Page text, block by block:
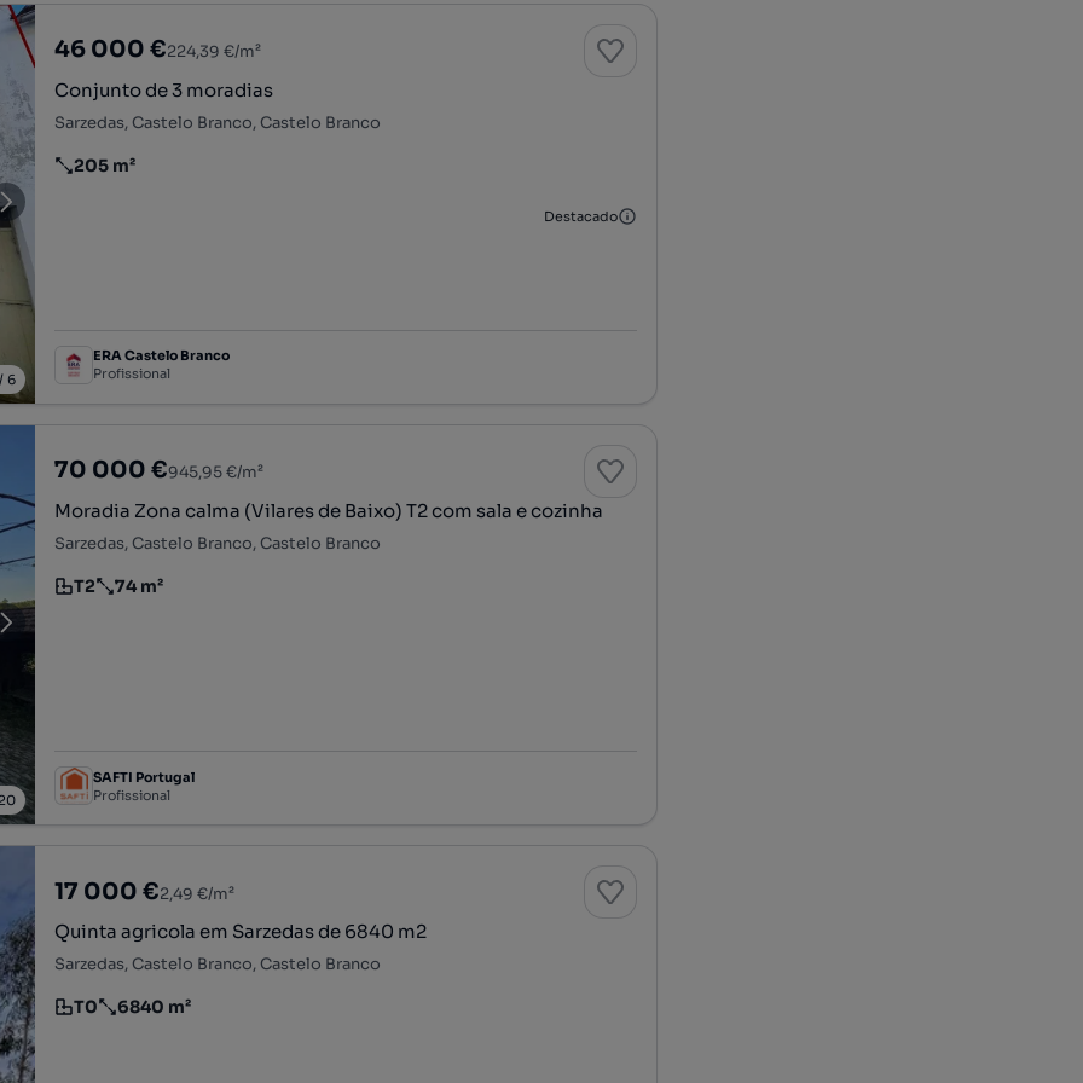
6
46 000 €224,39 €/m²
Conjunto de 3 moradias
Sarzedas, Castelo Branco, Castelo Branco
Preço por metro quadrado
205 m²
Destacado
ERA Castelo Branco
Profissional
70 000 €945,95 €/m²
Moradia Zona calma (Vilares de Baixo) T2 com sala e cozinha
Sarzedas, Castelo Branco, Castelo Branco
Tipologia
T2
Preço por metro quadrado
74 m²
SAFTI Portugal
Profissional
17 000 €2,49 €/m²
Quinta agricola em Sarzedas de 6840 m2
Sarzedas, Castelo Branco, Castelo Branco
Tipologia
T0
Preço por metro quadrado
6840 m²